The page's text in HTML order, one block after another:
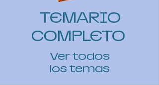
TEMARIO
COMPLETO
Ver todos
los temas